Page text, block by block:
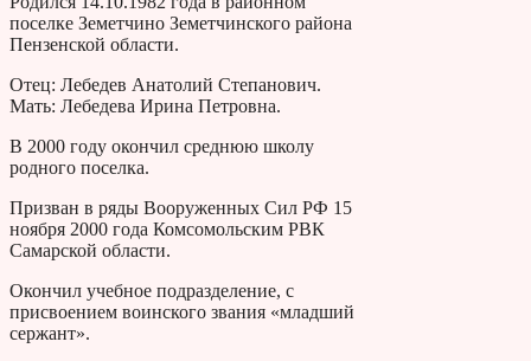
поселке Земетчино Земетчинского района
Пензенской области.
Отец: Лебедев Анатолий Степанович.
Мать: Лебедева Ирина Петровна.
В 2000 году окончил среднюю школу
родного поселка.
Призван в ряды Вооруженных Сил РФ 15
ноября 2000 года Комсомольским РВК
Самарской области.
Окончил учебное подразделение, с
присвоением воинского звания «младший
сержант».